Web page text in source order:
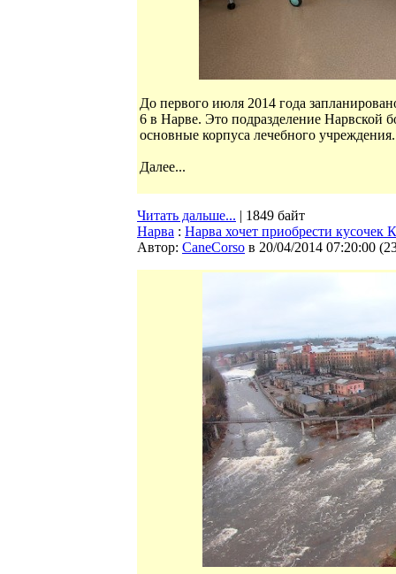
До первого июля 2014 года
6 в Нарве. Это подразделение Нарвской
основные корпуса лечебного
Далее...
Читать дальше... | 1849 байт
Нарва : Нарва хочет приобрести кусочек
Автор: CaneCorso в 20/04/2014 07:20:00 (